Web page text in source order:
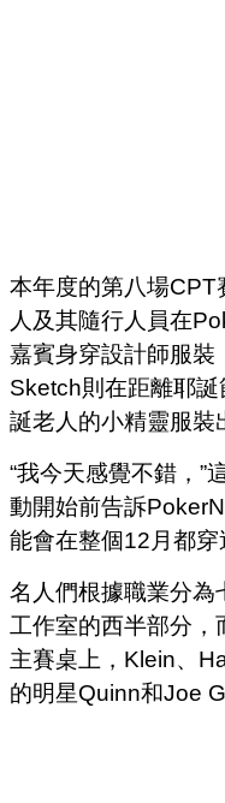
本年度的第八場CPT
人及其隨行人員在
嘉賓身穿設計師服裝
Sketch則在距離耶
誕老人的小精靈服裝
“我今天感覺不錯，”
動開始前告訴
能會在整個12月都穿
名人們根據職業分為
工作室的西半部分，
主賽桌上，Klein、
的明星Quinn和Joe